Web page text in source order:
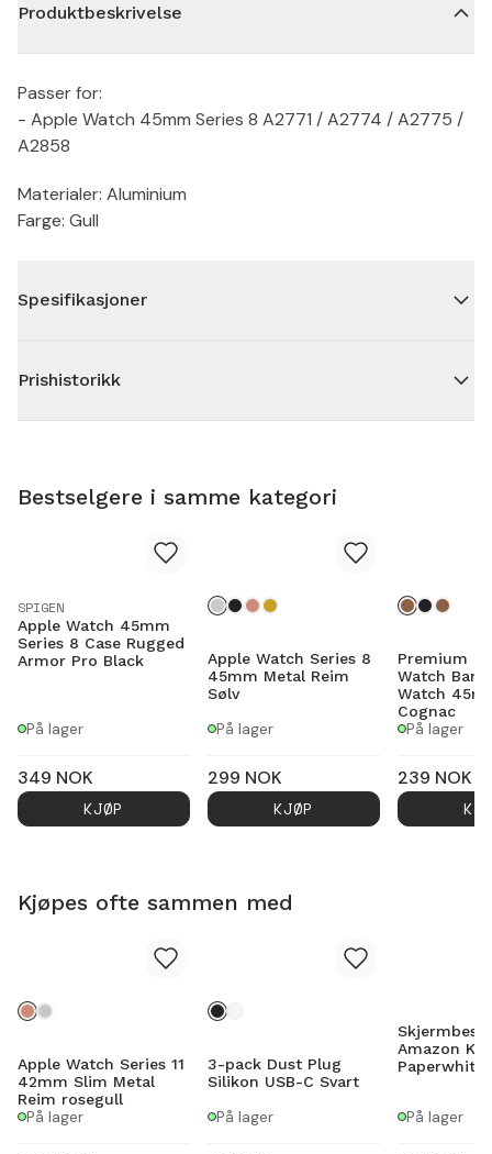
Produktbeskrivelse
Passer for:
- Apple Watch 45mm Series 8 A2771 / A2774 / A2775 /
A2858
Materialer: Aluminium
Farge: Gull
Spesifikasjoner
Prishistorikk
Bestselgere i samme kategori
SPIGEN
Apple Watch 45mm
Series 8 Case Rugged
Armor Pro Black
På lager
349 NOK
KJØP
Apple Watch Series 8
45mm Metal Reim
Sølv
På lager
299 NOK
KJØP
Premium
Watch
Watch
Cognac
På lager
239 NOK
Kjøpes ofte sammen med
Apple Watch Series 11
42mm Slim Metal
Reim rosegull
På lager
3-pack Dust Plug
Silikon USB-C Svart
På lager
Amazon
Paperwhite
På lager